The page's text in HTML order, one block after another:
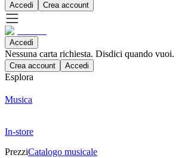
Accedi Crea account
Accedi
Nessuna carta richiesta. Disdici quando vuoi.
Crea account Accedi
Esplora
Musica
In-store
PrezziCatalogo musicale